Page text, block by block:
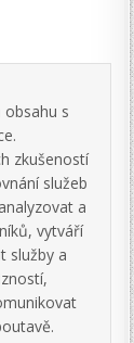
obsahu s
zkušeností
služeb
a
vytváří
služby a